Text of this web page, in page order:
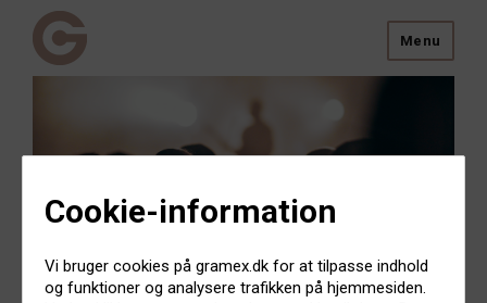
Menu
Cookie-information
Vi bruger cookies på gramex.dk for at tilpasse indhold
og funktioner og analysere trafikken på hjemmesiden.
Jeg indspiller/udgiver musik